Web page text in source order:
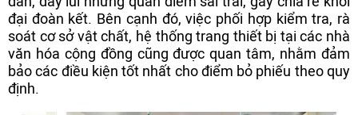
đại đoàn kết. Bên cạnh đó, việc phối hợp kiểm tra, rà
soát cơ sở vật chất, hệ thống trang thiết bị tại các nhà
văn hóa cộng đồng cũng được quan tâm, nhằm đảm
bảo các điều kiện tốt nhất cho điểm bỏ phiếu theo quy
định.